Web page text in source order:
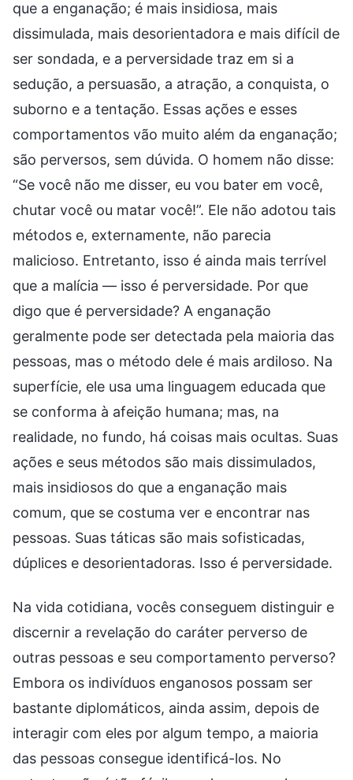
que a enganação; é mais insidiosa, mais
dissimulada, mais desorientadora e mais difícil de
ser sondada, e a perversidade traz em si a
sedução, a persuasão, a atração, a conquista, o
suborno e a tentação. Essas ações e esses
comportamentos vão muito além da enganação;
são perversos, sem dúvida. O homem não disse:
“Se você não me disser, eu vou bater em você,
chutar você ou matar você!”. Ele não adotou tais
métodos e, externamente, não parecia
malicioso. Entretanto, isso é ainda mais terrível
que a malícia — isso é perversidade. Por que
digo que é perversidade? A enganação
geralmente pode ser detectada pela maioria das
pessoas, mas o método dele é mais ardiloso. Na
superfície, ele usa uma linguagem educada que
se conforma à afeição humana; mas, na
realidade, no fundo, há coisas mais ocultas. Suas
ações e seus métodos são mais dissimulados,
mais insidiosos do que a enganação mais
comum, que se costuma ver e encontrar nas
pessoas. Suas táticas são mais sofisticadas,
dúplices e desorientadoras. Isso é perversidade.
Na vida cotidiana, vocês conseguem distinguir e
discernir a revelação do caráter perverso de
outras pessoas e seu comportamento perverso?
Embora os indivíduos enganosos possam ser
bastante diplomáticos, ainda assim, depois de
interagir com eles por algum tempo, a maioria
das pessoas consegue identificá-los. No